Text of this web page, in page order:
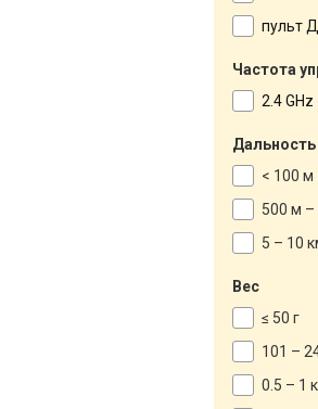
пульт
Частота
2.4 GHz
Дальность
< 100 м
500 м –
5 – 10
Вес
≤ 50 г
101 –
0.5 – 1